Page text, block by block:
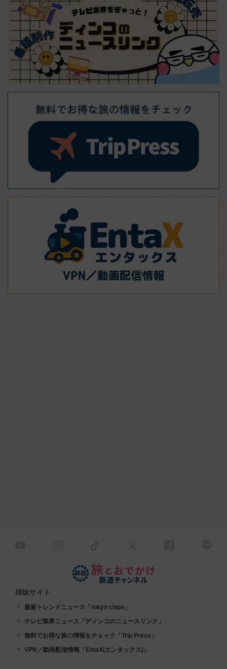
姉妹サイト
最新トレンドニュース「tokyo chips」
テレビ業界ニュース「ディンコのニュースリンク」
無料でお得な旅の情報をチェック「Trip Press」
VPN／動画配信情報「EntaX(エンタックス)」